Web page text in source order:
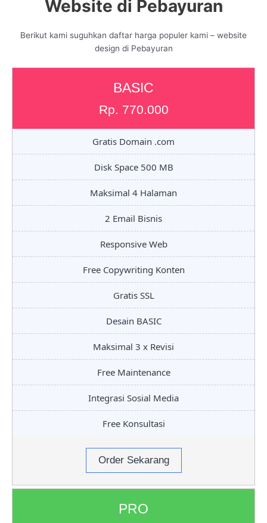
Website di Pebayuran
Berikut kami suguhkan daftar harga populer kami – website
design di Pebayuran
BASIC
Rp. 770.000
Gratis Domain .com
Disk Space 500 MB
Maksimal 4 Halaman
2 Email Bisnis
Responsive Web
Free Copywriting Konten
Gratis SSL
Desain BASIC
Maksimal 3 x Revisi
Free Maintenance
Integrasi Sosial Media
Free Konsultasi
Order Sekarang
PRO